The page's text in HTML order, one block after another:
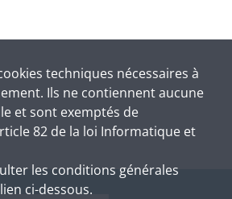
techniques nécessaires à
Ils ne contiennent aucune
et sont exemptés de
82 de la loi Informatique et
les conditions générales
ci-dessous.